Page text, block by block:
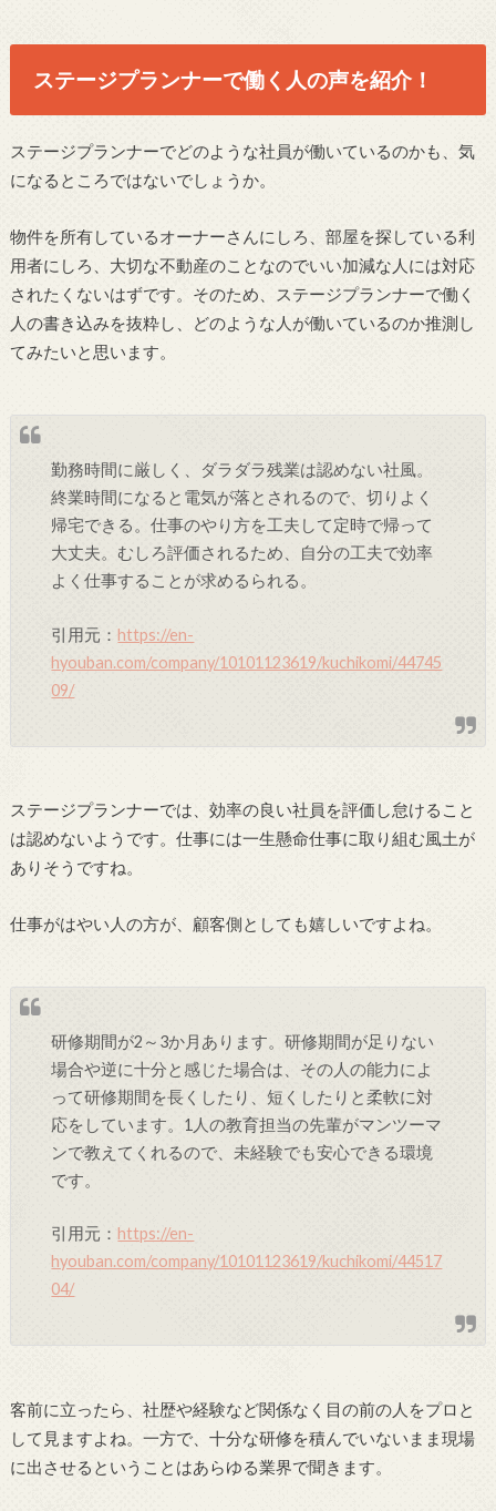
ステージプランナーで働く人の声を紹介！
ステージプランナーでどのような社員が働いているのかも、気
になるところではないでしょうか。
物件を所有しているオーナーさんにしろ、部屋を探している利
用者にしろ、大切な不動産のことなのでいい加減な人には対応
されたくないはずです。そのため、ステージプランナーで働く
人の書き込みを抜粋し、どのような人が働いているのか推測し
てみたいと思います。
勤務時間に厳しく、ダラダラ残業は認めない社風。
終業時間になると電気が落とされるので、切りよく
帰宅できる。仕事のやり方を工夫して定時で帰って
大丈夫。むしろ評価されるため、自分の工夫で効率
よく仕事することが求めるられる。
引用元：https://en-
hyouban.com/company/10101123619/kuchikomi/44745
09/
ステージプランナーでは、効率の良い社員を評価し怠けること
は認めないようです。仕事には一生懸命仕事に取り組む風土が
ありそうですね。
仕事がはやい人の方が、顧客側としても嬉しいですよね。
研修期間が2～3か月あります。研修期間が足りない
場合や逆に十分と感じた場合は、その人の能力によ
って研修期間を長くしたり、短くしたりと柔軟に対
応をしています。1人の教育担当の先輩がマンツーマ
ンで教えてくれるので、未経験でも安心できる環境
です。
引用元：https://en-
hyouban.com/company/10101123619/kuchikomi/44517
04/
客前に立ったら、社歴や経験など関係なく目の前の人をプロと
して見ますよね。一方で、十分な研修を積んでいないまま現場
に出させるということはあらゆる業界で聞きます。